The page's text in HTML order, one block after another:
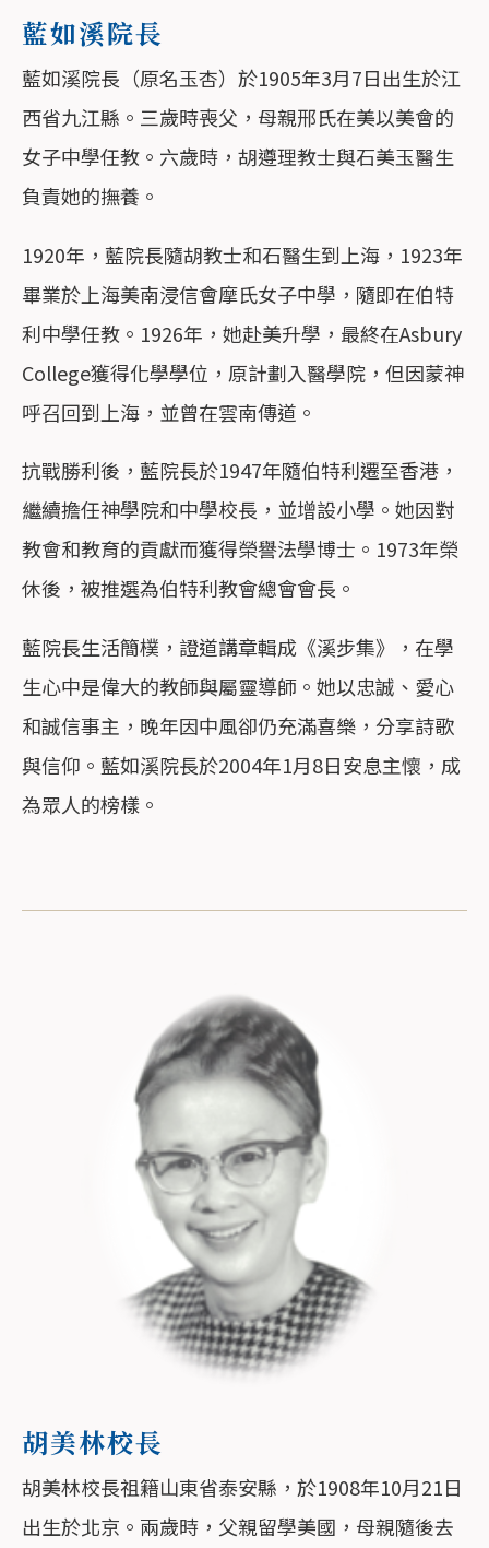
藍如溪院長
藍如溪院長（原名玉杏）於1905年3月7日出生於江
西省九江縣。三歲時喪父，母親邢氏在美以美會的
女子中學任教。六歲時，胡遵理教士與石美玉醫生
負責她的撫養。
1920年，藍院長隨胡教士和石醫生到上海，1923年
畢業於上海美南浸信會摩氏女子中學，隨即在伯特
利中學任教。1926年，她赴美升學，最終在Asbury
College獲得化學學位，原計劃入醫學院，但因蒙神
呼召回到上海，並曾在雲南傳道。
抗戰勝利後，藍院長於1947年隨伯特利遷至香港，
繼續擔任神學院和中學校長，並增設小學。她因對
教會和教育的貢獻而獲得榮譽法學博士。1973年榮
休後，被推選為伯特利教會總會會長。
藍院長生活簡樸，證道講章輯成《溪步集》，在學
生心中是偉大的教師與屬靈導師。她以忠誠、愛心
和誠信事主，晚年因中風卻仍充滿喜樂，分享詩歌
與信仰。藍如溪院長於2004年1月8日安息主懷，成
為眾人的榜樣。
胡美林校長
胡美林校長祖籍山東省泰安縣，於1908年10月21日
出生於北京。兩歲時，父親留學美國，母親隨後去